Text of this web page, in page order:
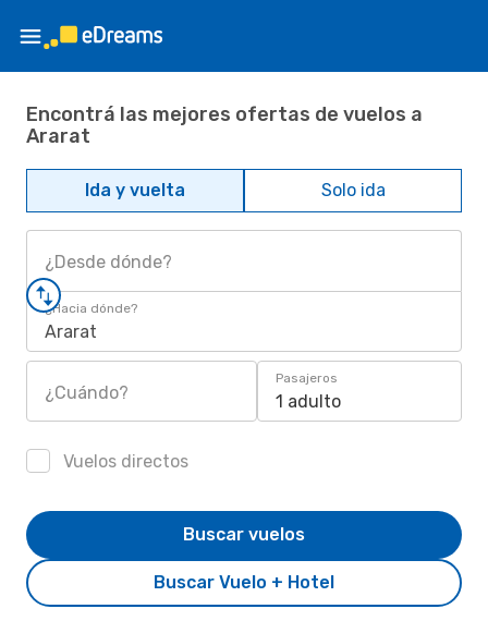
Encontrá las mejores ofertas de vuelos a
Ararat
Ida y vuelta Solo ida
¿Desde dónde?
¿Hacia dónde?
Ararat
¿Cuándo?
Pasajeros
1 adulto
Vuelos directos
Buscar Vuelo + Hotel
Buscar vuelos